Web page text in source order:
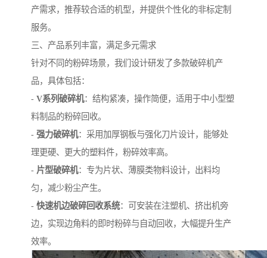
产需求，推荐较合适的机型，并提供个性化的非标定制
服务。
三、产品系列丰富，满足多元需求
针对不同的粉碎场景，我们设计研发了多款破碎机产
品，具体包括：
- V系列破碎机：结构紧凑，操作简便，适用于中小型塑
料制品的粉碎回收。
- 强力破碎机：采用加厚钢板与强化刀片设计，能够处
理更硬、更大的塑料件，粉碎效率高。
- 片型破碎机：专为片状、薄膜类物料设计，出料均
匀，减少粉尘产生。
- 快速机边破碎回收系统：可安装在注塑机、挤出机旁
边，实现边角料的即时粉碎与自动回收，大幅提升生产
效率。